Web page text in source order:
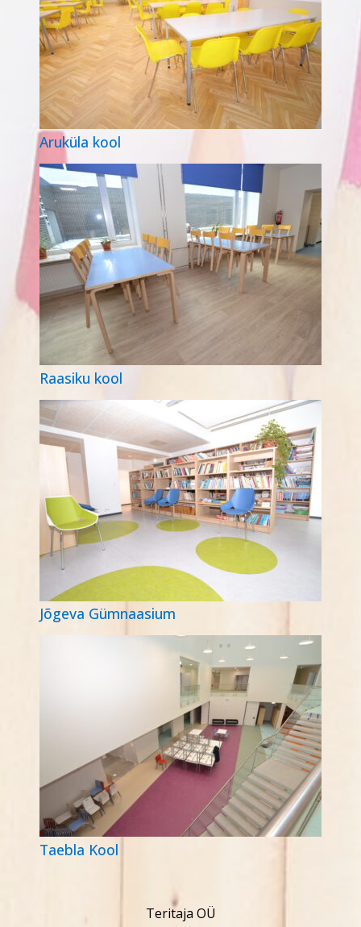
Aruküla kool
Raasiku kool
Jõgeva Gümnaasium
Taebla Kool
Teritaja OÜ